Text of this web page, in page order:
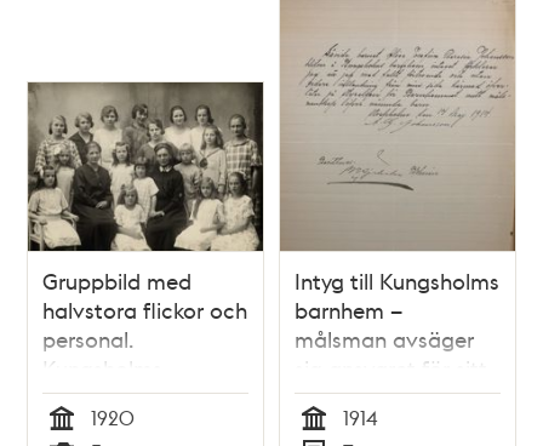
teman
Gruppbild med
halvstora flickor och
personal.
Kungsholms
barnhem 1920.
1920
Intyg till Kungsholms
barnhem –
målsman avsäger
sig ansvaret för sitt
barn 1914
1914